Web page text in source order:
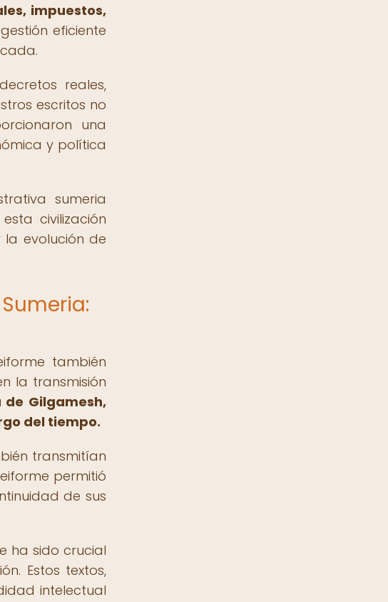
impuestos,
eficiente
reales,
escritos no
una
y política
sumeria
civilización
la evolución de
también
la transmisión
de Gilgamesh,
del tiempo.
transmitían
permitió
de sus
ha sido crucial
Estos textos,
intelectual